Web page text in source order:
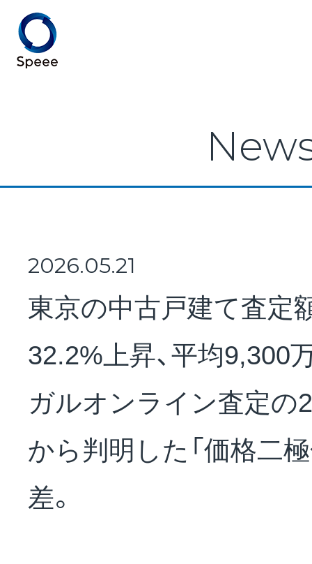
Speeeとは
NEWS
会社概要
採用情報
2026.05.21
東京の中古戸建て査定
32.2%上昇、平均9,300
ガルオンライン査定の
から判明した「価格二
差。